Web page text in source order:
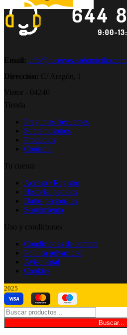
Email: info@tucervezaadomicilio.com
Dirección: C/ Aragón, 1
Viator - 04240
Tienda
Preguntas frecuentes
Sobre nosotros
Productos
Contacto
Tu cuenta
Acceso / Registro
Historial pedidos
Datos personales
Seguimiento
Uso y condiciones
Condiciones de compra
Política privacidad
Aviso legal
Cookies
2025
Buscar...